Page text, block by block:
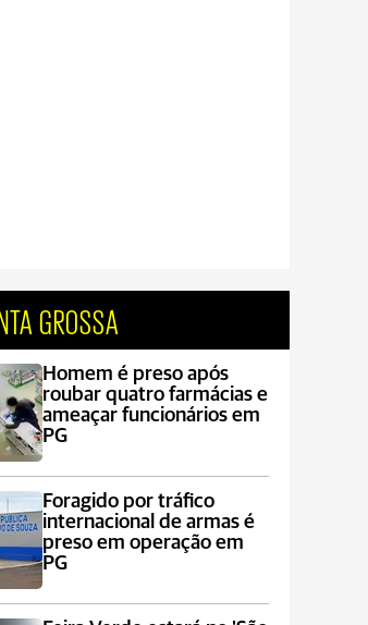
GROSSA
Homem é preso após
roubar quatro farmácias e
ameaçar funcionários em
PG
Foragido por tráfico
internacional de armas é
preso em operação em
PG